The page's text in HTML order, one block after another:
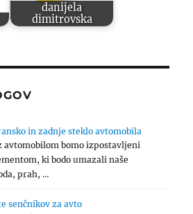
danijela
dimitrovska
in zadnje steklo avtomobila
avtomobilom bomo izpostavljeni
ki bodo umazali naše
prah, …
senčnikov za avto